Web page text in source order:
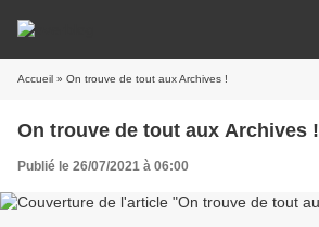
Accueil » On trouve de tout aux Archives !
On trouve de tout aux Archives !
Publié le 26/07/2021 à 06:00